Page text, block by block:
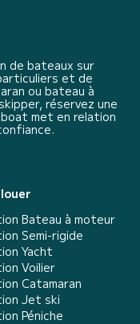
de bateaux sur
et de
ou bateau à
réservez une
met en relation
Bateau à moteur
Semi-rigide
Yacht
Voilier
Catamaran
Jet ski
Péniche